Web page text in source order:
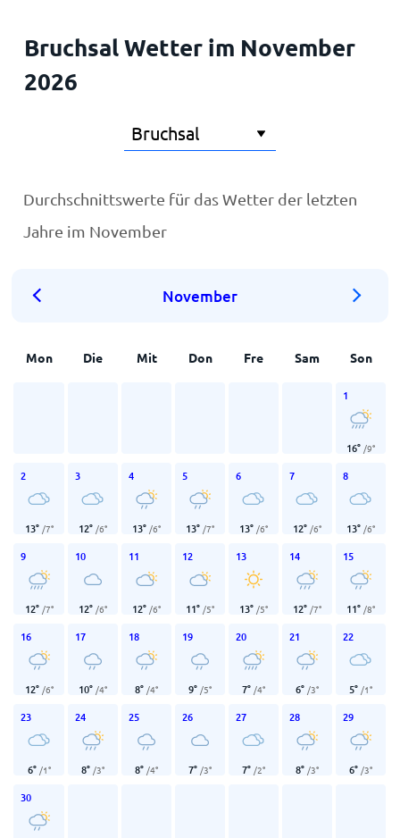
Bruchsal Wetter im November
2026
Durchschnittswerte für das Wetter der letzten
Jahre im November
November
Mon Die Mit Don Fre Sam Son
1
16° /9°
2
13° /7°
3
12° /6°
4
13° /6°
5
13° /7°
6
13° /6°
7
12° /6°
8
13° /6°
9
12° /7°
10
12° /6°
11
12° /6°
12
11° /5°
13
13° /5°
14
12° /7°
15
11° /8°
16
12° /6°
17
10° /4°
18
8° /4°
19
9° /5°
20
7° /4°
21
6° /3°
22
5° /1°
23
6° /1°
24
8° /3°
25
8° /4°
26
7° /3°
27
7° /2°
28
8° /3°
29
6° /3°
30